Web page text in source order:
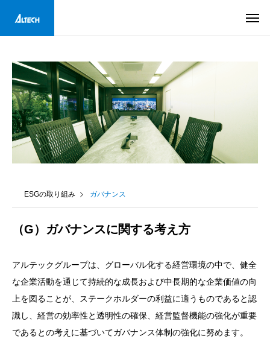
ESGの取り組み ガバナンス
（G）ガバナンスに関する考え方
アルテックグループは、グローバル化する経営環境の中で、健全
な企業活動を通じて持続的な成長および中長期的な企業価値の向
上を図ることが、ステークホルダーの利益に適うものであると認
識し、経営の効率性と透明性の確保、経営監督機能の強化が重要
であるとの考えに基づいてガバナンス体制の強化に努めます。